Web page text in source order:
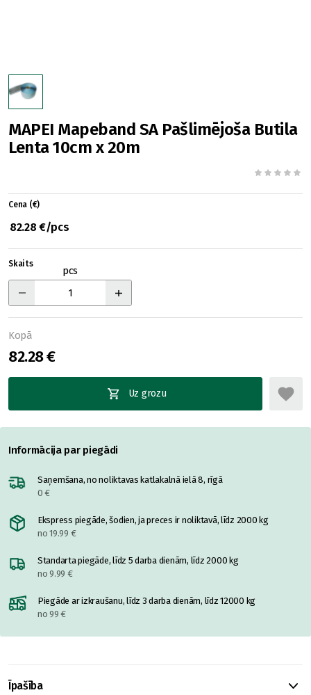
MAPEI Mapeband SA Pašlimējoša Butila
Lenta 10cm x 20m
Cena (€)
82.28 €/pcs
Skaits
pcs
Kopā
82.28 €
Uz grozu
Informācija par piegādi
Saņemšana, no noliktavas katlakalnā ielā 8, rīgā
0 €
Ekspress piegāde, šodien, ja preces ir noliktavā, līdz 2000 kg
no 19.99 €
Standarta piegāde, līdz 5 darba dienām, līdz 2000 kg
no 9.99 €
Piegāde ar izkraušanu, līdz 3 darba dienām, līdz 12000 kg
no 99 €
Īpašība